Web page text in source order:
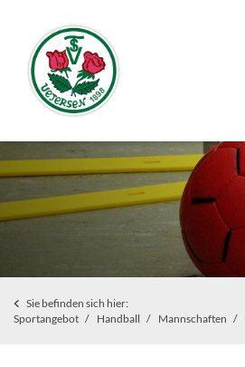
Sie befinden sich hier:
Sportangebot
Handball Mannschaften